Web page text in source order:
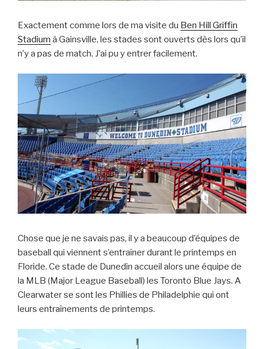
Exactement comme lors de ma visite du Ben Hill Griffin
Stadium à Gainsville, les stades sont ouverts dès lors qu’il
n’y a pas de match. J’ai pu y entrer facilement.
Chose que je ne savais pas, il y a beaucoup d’équipes de
baseball qui viennent s’entraîner durant le printemps en
Floride. Ce stade de Dunedin accueil alors une équipe de
la MLB (Major League Baseball) les Toronto Blue Jays. A
Clearwater se sont les Phillies de Philadelphie qui ont
leurs entraînements de printemps.